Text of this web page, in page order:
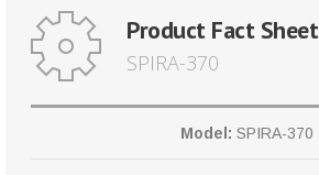
Product Fact Sheet
SPIRA-370
Model: SPIRA-370